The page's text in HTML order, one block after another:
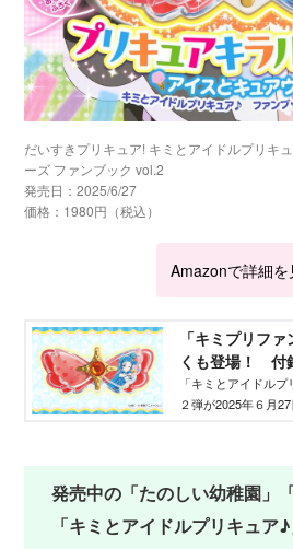
だいすきプリキュア! キミとアイドルプリキ
ーズ ファンブック vol.2
発売日：2025/6/27
価格：1980円（税込）
Amazonで詳細を
「キミプリフ
くも登場！ 付
キラルンリボ
ンク」！キュ
「キミとアイドル
２弾が2025年６月
発売中の「たのしい幼稚園」
「キミとアイドルプリキュア